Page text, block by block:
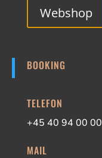
Webshop
BOOKING
TELEFON
+45 40 94 00 00
MAIL